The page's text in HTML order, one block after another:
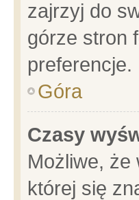
zajrzyj do
górze stron
preferencje.
Góra
Czasy
Możliwe, że
której się